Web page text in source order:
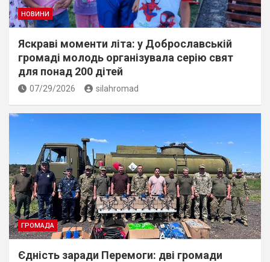
НОВИНИ
Яскраві моменти літа: у Доброславській
громаді молодь організувала серію свят
для понад 200 дітей
07/29/2026 silahromad
ГРОМАДА
Єдність заради Перемоги: дві громади